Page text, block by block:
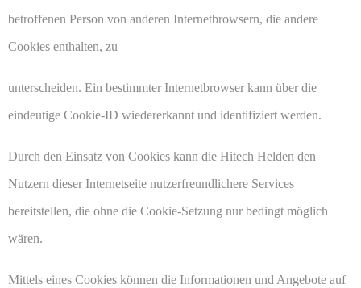
betroffenen Person von anderen Internetbrowsern, die andere
Cookies enthalten, zu
unterscheiden. Ein bestimmter Internetbrowser kann über die
eindeutige Cookie-ID wiedererkannt und identifiziert werden.
Durch den Einsatz von Cookies kann die Hitech Helden den
Nutzern dieser Internetseite nutzerfreundlichere Services
bereitstellen, die ohne die Cookie-Setzung nur bedingt möglich
wären.
Mittels eines Cookies können die Informationen und Angebote auf